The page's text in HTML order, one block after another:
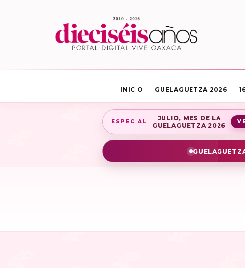
INICIO GUELAGUETZA 2026
ESPECIAL
JULIO, MES DE LA
GUELAGUETZA 2026